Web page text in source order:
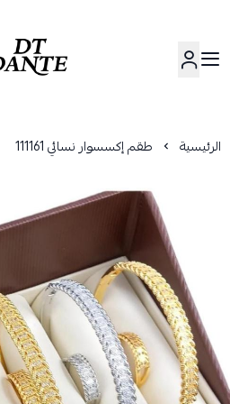
دانتي | DANTE
الرئيسية طقم إكسسوار نسائي 111161